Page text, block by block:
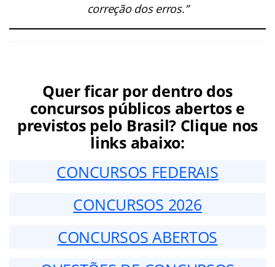
correção dos erros.”
Quer ficar por dentro dos
concursos públicos abertos e
previstos pelo Brasil? Clique nos
links abaixo:
CONCURSOS FEDERAIS
CONCURSOS 2026
CONCURSOS ABERTOS